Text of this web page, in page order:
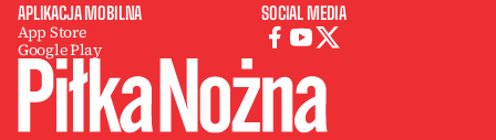
APLIKACJA MOBILNA
App Store
Google Play
SOCIAL MEDIA